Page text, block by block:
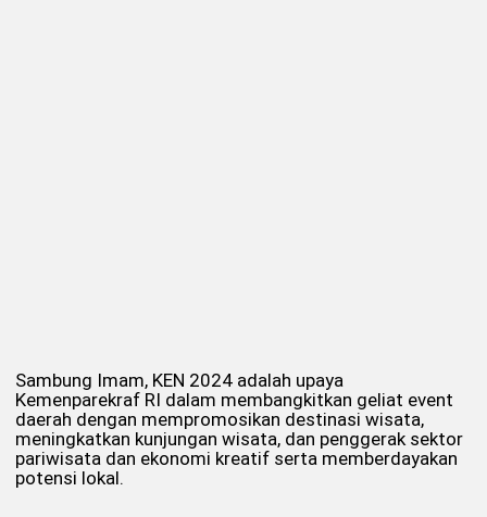
Sambung Imam, KEN 2024 adalah upaya
Kemenparekraf RI dalam membangkitkan geliat event
daerah dengan mempromosikan destinasi wisata,
meningkatkan kunjungan wisata, dan penggerak sektor
pariwisata dan ekonomi kreatif serta memberdayakan
potensi lokal.